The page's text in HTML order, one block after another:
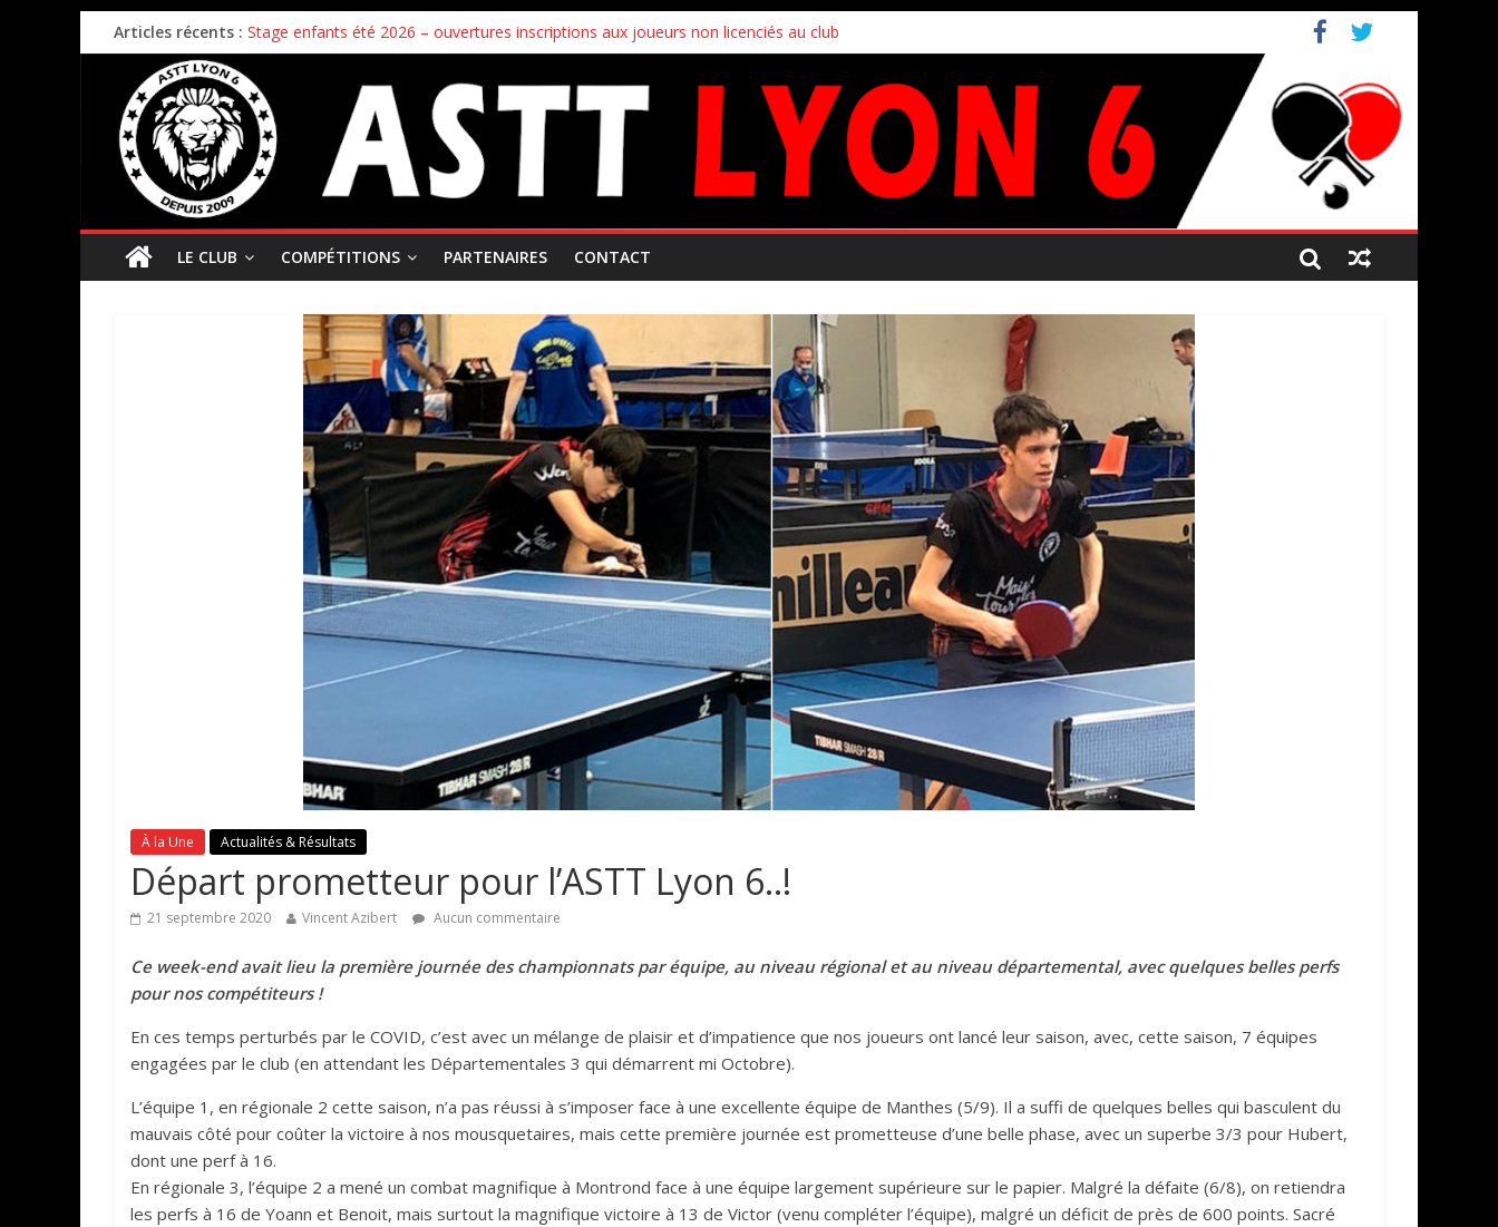
Articles récents : Stage enfants été 2026 – ouvertures inscriptions aux joueurs non licenciés au club
Championnat par équipes – 21/22 Mars 2026
Bilan de la première phase des championnats par équipes
Bilan de fin de saison pour nos équipes
Inscriptions 2026/2027 – c’est parti !
LE CLUB COMPÉTITIONS PARTENAIRES CONTACT
À la Une Actualités & Résultats
Départ prometteur pour l’ASTT Lyon 6..!
21 septembre 2020 Vincent Azibert Aucun commentaire
Ce week-end avait lieu la première journée des championnats par équipe, au niveau régional et au niveau départemental, avec quelques belles perfs
pour nos compétiteurs !
En ces temps perturbés par le COVID, c’est avec un mélange de plaisir et d’impatience que nos joueurs ont lancé leur saison, avec, cette saison, 7 équipes
engagées par le club (en attendant les Départementales 3 qui démarrent mi Octobre).
L’équipe 1, en régionale 2 cette saison, n’a pas réussi à s’imposer face à une excellente équipe de Manthes (5/9). Il a suffi de quelques belles qui basculent du
mauvais côté pour coûter la victoire à nos mousquetaires, mais cette première journée est prometteuse d’une belle phase, avec un superbe 3/3 pour Hubert,
dont une perf à 16.
En régionale 3, l’équipe 2 a mené un combat magnifique à Montrond face à une équipe largement supérieure sur le papier. Malgré la défaite (6/8), on retiendra
les perfs à 16 de Yoann et Benoit, mais surtout la magnifique victoire à 13 de Victor (venu compléter l’équipe), malgré un déficit de près de 600 points. Sacré